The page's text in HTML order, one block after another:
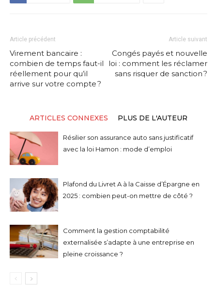
Article précédent
Virement bancaire :
combien de temps faut-il
réellement pour qu’il
arrive sur votre compte ?
Article suivant
Congés payés et nouvelle
loi : comment les réclamer
sans risquer de sanction ?
ARTICLES CONNEXES PLUS DE L'AUTEUR
Résilier son assurance auto sans justificatif
avec la loi Hamon : mode d’emploi
Plafond du Livret A à la Caisse d’Épargne en
2025 : combien peut-on mettre de côté ?
Comment la gestion comptabilité
externalisée s’adapte à une entreprise en
pleine croissance ?